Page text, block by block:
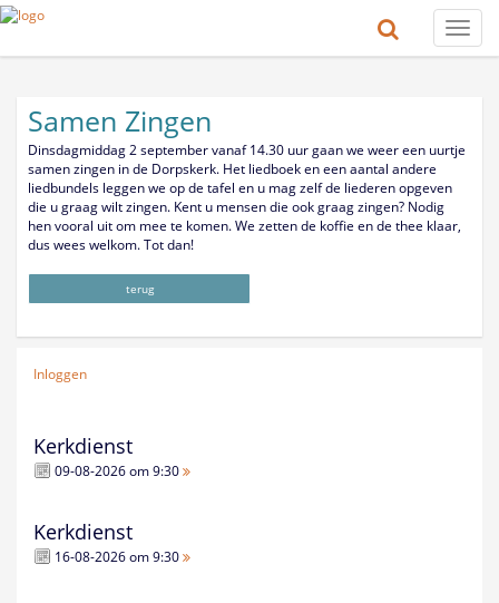
Toggle
Samen Zingen
Dinsdagmiddag 2 september vanaf 14.30 uur gaan we weer een uurtje
samen zingen in de Dorpskerk. Het liedboek en een aantal andere
liedbundels leggen we op de tafel en u mag zelf de liederen opgeven
die u graag wilt zingen. Kent u mensen die ook graag zingen? Nodig
hen vooral uit om mee te komen. We zetten de koffie en de thee klaar,
dus wees welkom. Tot dan!
terug
Inloggen
Kerkdienst
09-08-2026 om 9:30
Kerkdienst
16-08-2026 om 9:30